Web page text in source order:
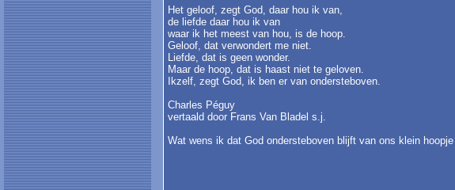
Het geloof, zegt God, daar hou ik van,
de liefde daar hou ik van
waar ik het meest van hou, is de hoop.
Geloof, dat verwondert me niet.
Liefde, dat is geen wonder.
Maar de hoop, dat is haast niet te geloven.
Ikzelf, zegt God, ik ben er van ondersteboven.
Charles Péguy
vertaald door Frans Van Bladel s.j.
Wat wens ik dat God ondersteboven blijft van ons klein